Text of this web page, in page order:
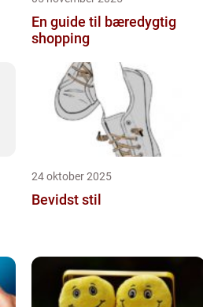
En guide til bæredygtig
shopping
24 oktober 2025
Bevidst stil